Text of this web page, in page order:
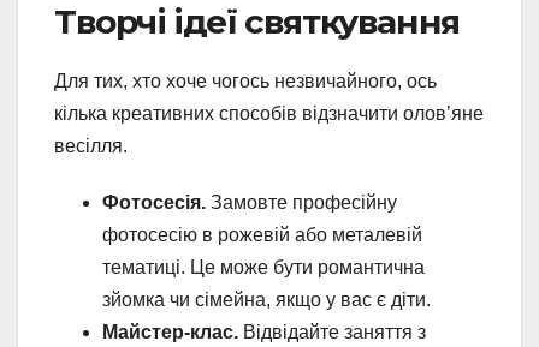
Творчі ідеї святкування
Для тих, хто хоче чогось незвичайного, ось
кілька креативних способів відзначити олов’яне
весілля.
Фотосесія. Замовте професійну
фотосесію в рожевій або металевій
тематиці. Це може бути романтична
зйомка чи сімейна, якщо у вас є діти.
Майстер-клас. Відвідайте заняття з